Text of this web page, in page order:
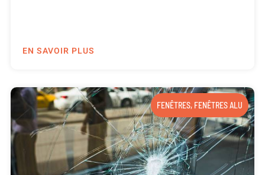
EN SAVOIR PLUS
FENÊTRES, FENÊTRES ALU